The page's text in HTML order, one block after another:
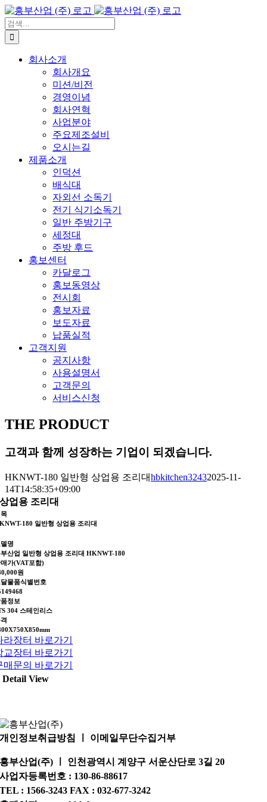
콘
텐
츠
로
검
색:
회사소개
회사개요
미션/비전
경영이념
회사연혁
사업분야
주요제조설비
오시는길
제품소개
인덕션
배식대
자외선 소독기
전기 식기소독기
일반 주방기구
세정대
주방 후드
홍보센터
카달로그
홍보동영상
전시회
홍보자료
보도자료
납품실적
고객지원
공지사항
사용설명서
고객문의
서비스신청
THE PRODUCT
고객과 함께 성장하는 기업이 되겠습니다.
HKNWT-180 일반형 상업용 조리대hbkitchen32432025-11-
14T14:58:35+09:00
상업용 조리대
180 일반형 상업용 조리대
명
산업 일반형 상업용 조리대 HKNWT-180
가(VAT포함)
원
물품식별번호
정보
304 스테인리스
라장터 바로가기
교장터 바로가기
매문의 바로가기
Detail View
개인정보취급방침 ㅣ 이메일무단수집거부
흥부산업(주) ㅣ 인천광역시 계양구 서운산단로 3길 20
사업자등록번호 : 130-86-88617
TEL : 1566-3243 FAX : 032-677-3242